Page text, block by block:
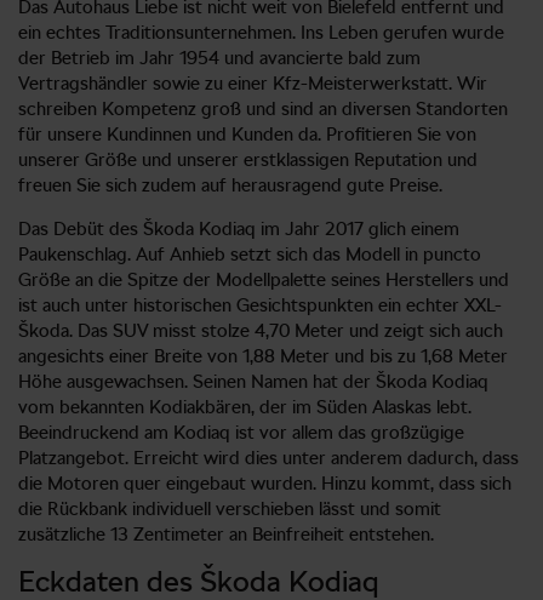
Das Autohaus Liebe ist nicht weit von Bielefeld entfernt und
ein echtes Traditionsunternehmen. Ins Leben gerufen wurde
der Betrieb im Jahr 1954 und avancierte bald zum
Vertragshändler sowie zu einer Kfz-Meisterwerkstatt. Wir
schreiben Kompetenz groß und sind an diversen Standorten
für unsere Kundinnen und Kunden da. Profitieren Sie von
unserer Größe und unserer erstklassigen Reputation und
freuen Sie sich zudem auf herausragend gute Preise.
Das Debüt des Škoda Kodiaq im Jahr 2017 glich einem
Paukenschlag. Auf Anhieb setzt sich das Modell in puncto
Größe an die Spitze der Modellpalette seines Herstellers und
ist auch unter historischen Gesichtspunkten ein echter XXL-
Škoda. Das SUV misst stolze 4,70 Meter und zeigt sich auch
angesichts einer Breite von 1,88 Meter und bis zu 1,68 Meter
Höhe ausgewachsen. Seinen Namen hat der Škoda Kodiaq
vom bekannten Kodiakbären, der im Süden Alaskas lebt.
Beeindruckend am Kodiaq ist vor allem das großzügige
Platzangebot. Erreicht wird dies unter anderem dadurch, dass
die Motoren quer eingebaut wurden. Hinzu kommt, dass sich
die Rückbank individuell verschieben lässt und somit
zusätzliche 13 Zentimeter an Beinfreiheit entstehen.
Eckdaten des Škoda Kodiaq